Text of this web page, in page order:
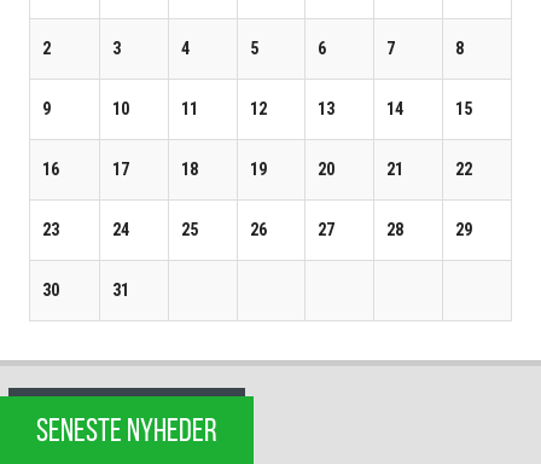
2 3 4 5 6 7 8
9 10 11 12 13 14 15
16 17 18 19 20 21 22
23 24 25 26 27 28 29
30 31
SENESTE NYHEDER